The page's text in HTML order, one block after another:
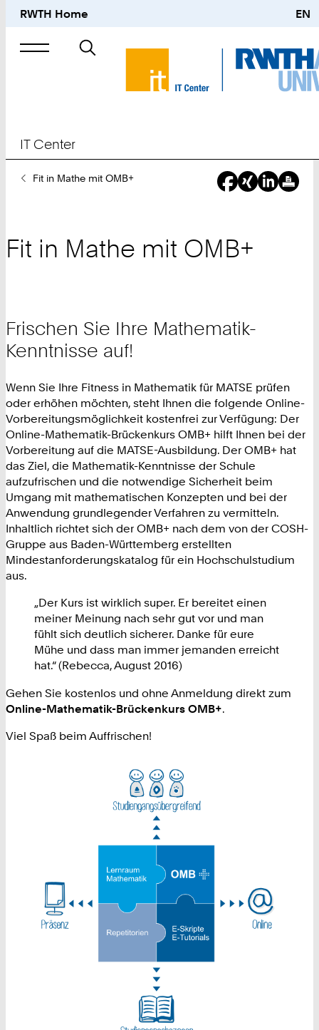
RWTH Home EN
Suche
nach
IT Center
SieFit in Mathe mit OMB+
Fit in Mathe mit OMB+
Frischen Sie Ihre Mathematik-
Kenntnisse auf!
Wenn Sie Ihre Fitness in Mathematik für MATSE prüfen
oder erhöhen möchten, steht Ihnen die folgende Online-
Vorbereitungsmöglichkeit kostenfrei zur Verfügung: Der
Online-Mathematik-Brückenkurs OMB+ hilft Ihnen bei der
Vorbereitung auf die MATSE-Ausbildung. Der OMB+ hat
das Ziel, die Mathematik-Kenntnisse der Schule
aufzufrischen und die notwendige Sicherheit beim
Umgang mit mathematischen Konzepten und bei der
Anwendung grundlegender Verfahren zu vermitteln.
Inhaltlich richtet sich der OMB+ nach dem von der COSH-
Gruppe aus Baden-Württemberg erstellten
Mindestanforderungskatalog für ein Hochschulstudium
aus.
„Der Kurs ist wirklich super. Er bereitet einen
meiner Meinung nach sehr gut vor und man
fühlt sich deutlich sicherer. Danke für eure
Mühe und dass man immer jemanden erreicht
hat.“ (Rebecca, August 2016)
Gehen Sie kostenlos und ohne Anmeldung direkt zum
Online-Mathematik-Brückenkurs OMB+.
Viel Spaß beim Auffrischen!